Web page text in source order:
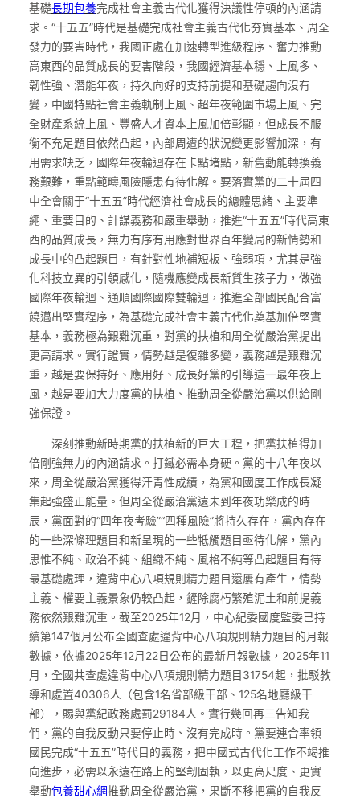
基礎長期包養完成社會主義古代化獲得決議性停頓的內涵請
求。“十五五”時代是基礎完成社會主義古代化夯實基本、周全
發力的要害時代，我國正處在加速轉型進級程序、奮力推動
高東西的品質成長的要害階段，我國經濟基本穩、上風多、
韌性強、潛能年夜，持久向好的支持前提和基礎趨向沒有
變，中國特點社會主義軌制上風、超年夜範圍市場上風、完
全財產系統上風、豐盛人才資本上風加倍彰顯，但成長不服
衡不充足題目依然凸起，內部周遭的狀況變更影響加深，有
用需求缺乏，國際年夜輪迴存在卡點堵點，新舊動能轉換義
務艱難，重點範疇風險隱患有待化解。要落實黨的二十屆四
中全會關于“十五五”時代經濟社會成長的總體思緒、主要準
繩、重要目的、計謀義務和嚴重舉動，推進“十五五”時代高東
西的品質成長，無力有序有用應對世界百年變局的新情勢和
成長中的凸起題目，有針對性地補短板、強弱項，尤其是強
化科技立異的引領感化，隨機應變成長新質生孩子力，做強
國際年夜輪迴、通順國際國際雙輪迴，推進全部國民配合富
饒邁出堅實程序，為基礎完成社會主義古代化奠基加倍堅實
基本，義務極為艱難沉重，對黨的扶植和周全從嚴治黨提出
更高請求。實行證實，情勢越是復雜多變，義務越是艱難沉
重，越是要保持好、應用好、成長好黨的引導這一最年夜上
風，越是要加大力度黨的扶植、推動周全從嚴治黨以供給剛
強保證。
深刻推動新時期黨的扶植新的巨大工程，把黨扶植得加
倍剛強無力的內涵請求。打鐵必需本身硬。黨的十八年夜以
來，周全從嚴治黨獲得汗青性成績，為黨和國度工作成長凝
集起強盛正能量。但周全從嚴治黨遠未到年夜功樂成的時
辰，黨面對的“四年夜考驗”“四種風險”將持久存在，黨內存在
的一些深條理題目和新呈現的一些牴觸題目亟待化解，黨內
思惟不純、政治不純、組織不純、風格不純等凸起題目有待
最基礎處理，違背中心八項規則精力題目還屢有產生，情勢
主義、權要主義景象仍較凸起，鏟除腐朽繁殖泥土和前提義
務依然艱難沉重。截至2025年12月，中心紀委國度監委已持
續第147個月公布全國查處違背中心八項規則精力題目的月報
數據，依據2025年12月22日公布的最新月報數據，2025年11
月，全國共查處違背中心八項規則精力題目31754起，批駁教
導和處置40306人（包含1名省部級干部、125名地廳級干
部），賜與黨紀政務處罰29184人。實行幾回再三告知我
們，黨的自我反動只要停止時、沒有完成時。黨要連合率領
國民完成“十五五”時代目的義務，把中國式古代化工作不竭推
向進步，必需以永遠在路上的堅韌固執，以更高尺度、更實
舉動包養甜心網推動周全從嚴治黨，果斷不移把黨的自我反